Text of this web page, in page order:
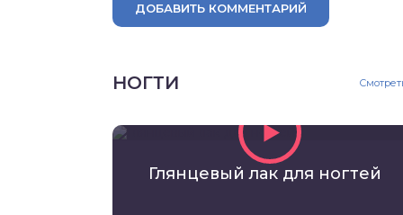
ДОБАВИТЬ КОММЕНТАРИЙ
НОГТИ
Глянцевый лак для ногтей